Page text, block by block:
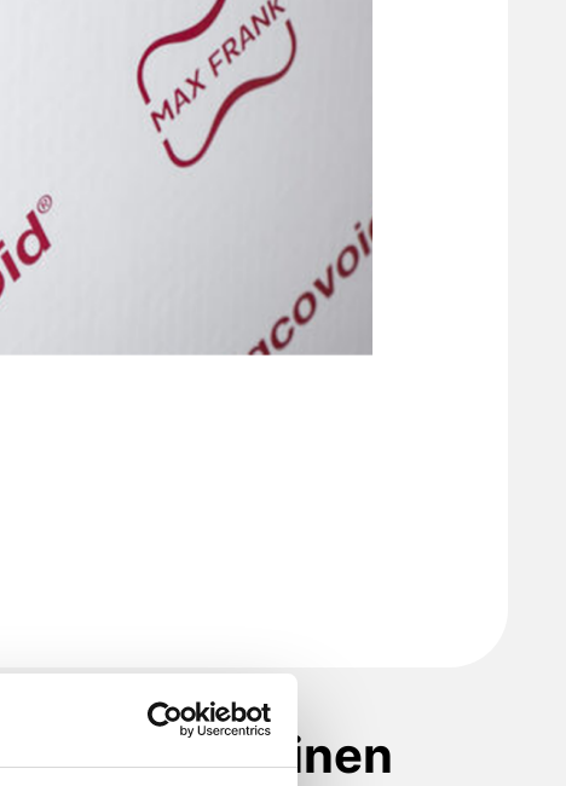
aktivoiminen